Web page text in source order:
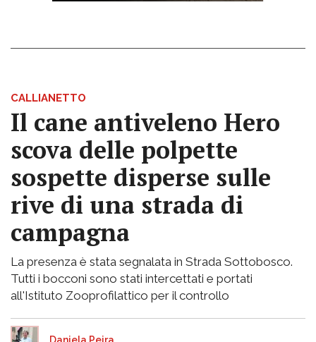
CALLIANETTO
Il cane antiveleno Hero
scova delle polpette
sospette disperse sulle
rive di una strada di
campagna
La presenza è stata segnalata in Strada Sottobosco.
Tutti i bocconi sono stati intercettati e portati
all'Istituto Zooprofilattico per il controllo